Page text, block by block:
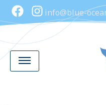
info@blue-